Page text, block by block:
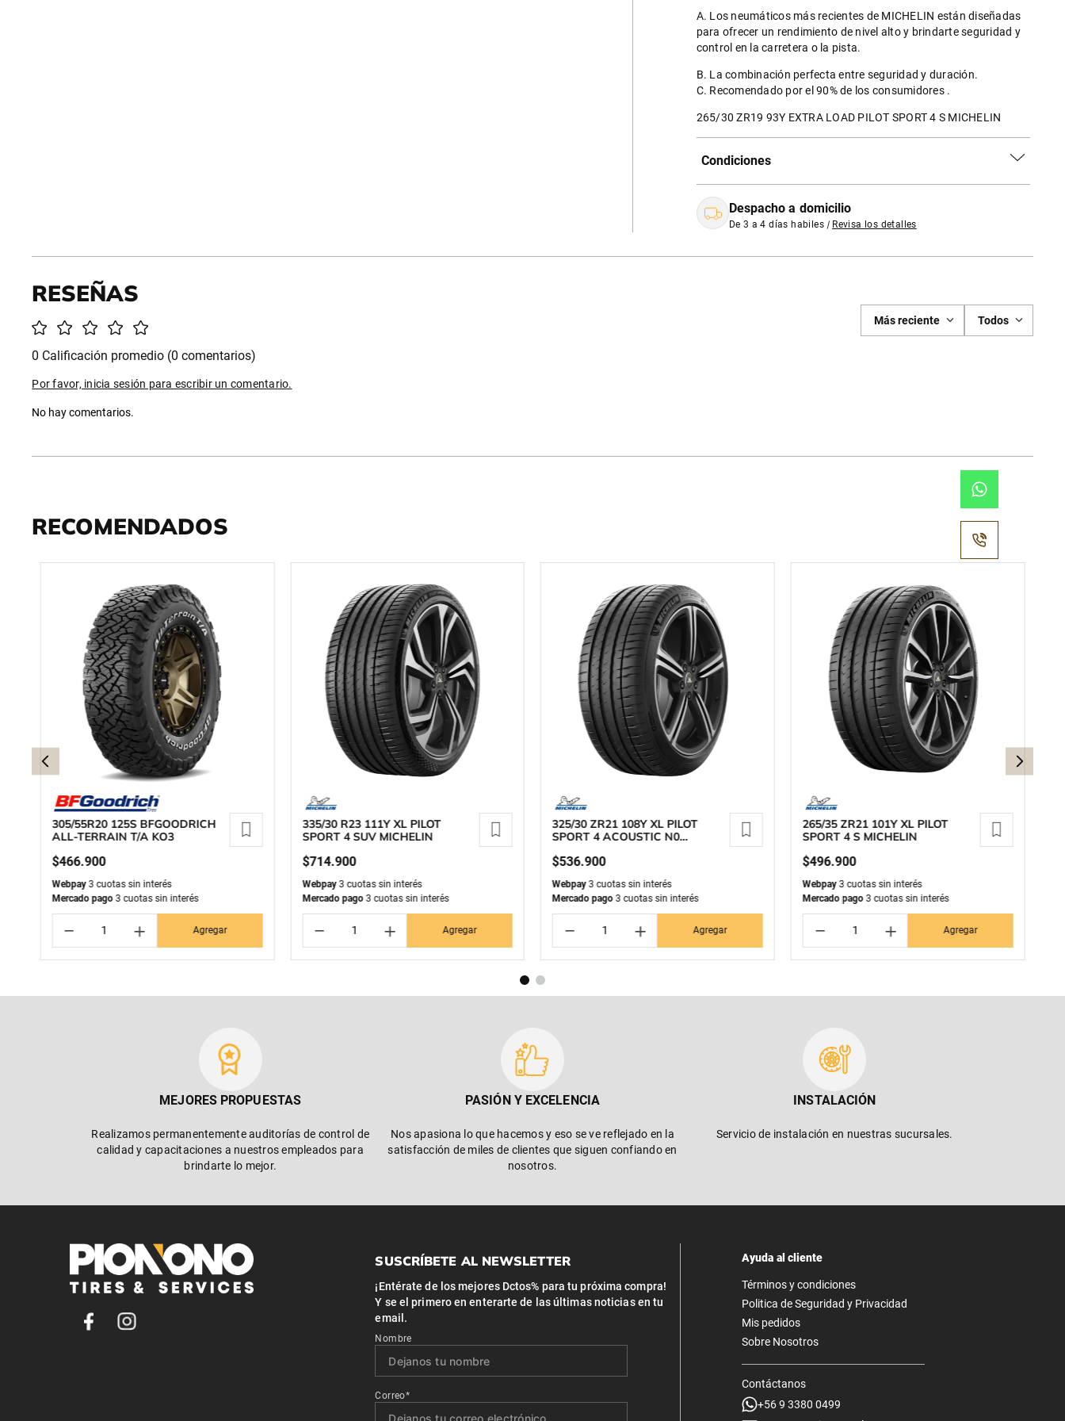
A. Los neumáticos más recientes de MICHELIN están diseñadas
para ofrecer un rendimiento de nivel alto y brindarte seguridad y
control en la carretera o la pista.
B. La combinación perfecta entre seguridad y duración.
C. Recomendado por el 90% de los consumidores .
265/30 ZR19 93Y EXTRA LOAD PILOT SPORT 4 S MICHELIN
Condiciones
Despacho a domicilio
De 3 a 4 días habiles | Revisa los detalles
0 Calificación promedio (0 comentarios)
Por favor, inicia sesión para escribir un comentario.
Más reciente Todos
No hay comentarios.
RECOMENDADOS
305/55R20 125S BFGOODRICH
ALL-TERRAIN T/A KO3
$466.900
Webpay3 cuotas sin interés
Mercado pago3 cuotas sin interés
＋
－ Agregar
335/30 R23 111Y XL PILOT
SPORT 4 SUV MICHELIN
$714.900
Webpay3 cuotas sin interés
Mercado pago3 cuotas sin interés
＋
－ Agregar
325/30 ZR21 108Y XL PILOT
SPORT 4 ACOUSTIC N0
$536.900
Webpay 3 cuotas sin interés
Mercado pago 3 cuotas sin interés
＋
－ Agregar
265/35 ZR21 101Y XL PILOT
SPORT 4 S MICHELIN
$496.900
Webpay3 cuotas sin interés
Mercado pago3 cuotas sin interés
＋
－ Agregar
MEJORES PROPUESTAS
Realizamos permanentemente auditorías de control de
calidad y capacitaciones a nuestros empleados para
brindarte lo mejor.
PASIÓN Y EXCELENCIA
Nos apasiona lo que hacemos y eso se ve reflejado en la
satisfacción de miles de clientes que siguen confiando en
nosotros.
INSTALACIÓN
Servicio de instalación en nuestras sucursales.
SUSCRÍBETE AL NEWSLETTER
¡Entérate de los mejores Dctos% para tu próxima compra!
Y se el primero en enterarte de las últimas noticias en tu
email.
Nombre
Correo*
Ayuda al cliente
Términos y condiciones
Politica de Seguridad y Privacidad
Mis pedidos
Sobre Nosotros
Contáctanos
+56 9 3380 0499